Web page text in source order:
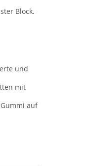
Block.
und
mit
auf